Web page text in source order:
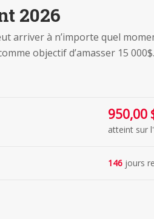
2026
arriver à n’importe quel
objectif d’amasser 15
950,00
atteint sur
146 jours